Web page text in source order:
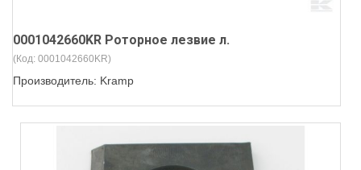
0001042660KR Роторное лезвие л.
(Код: 0001042660KR)
Производитель: Kramp